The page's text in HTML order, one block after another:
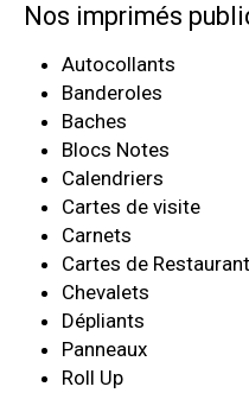
Nos imprimés
Autocollants
Banderoles
Baches
Blocs Notes
Calendriers
Cartes de visite
Carnets
Cartes de Restaurant
Chevalets
Dépliants
Panneaux
Roll Up